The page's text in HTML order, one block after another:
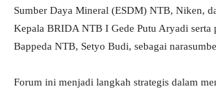
Sumber Daya Mineral (ESDM) NTB, Niken,
Kepala BRIDA NTB I Gede Putu Aryadi serta
Bappeda NTB, Setyo Budi, sebagai
Forum ini menjadi langkah strategis dalam